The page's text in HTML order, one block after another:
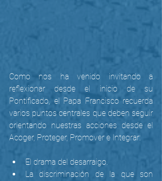
Como nos ha venido invitando a
reflexionar desde el inicio de su
Pontificado, el Papa Francisco recuerda
varios puntos centrales que deben seguir
orientando nuestras acciones desde el
Acoger, Proteger, Promover e Integrar:
El drama del desarraigo.
La discriminación de la que son